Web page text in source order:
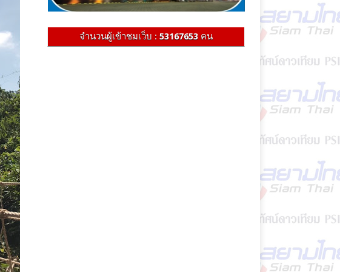
จำนวนผู้เข้าชมเว็บ : 53167653 คน